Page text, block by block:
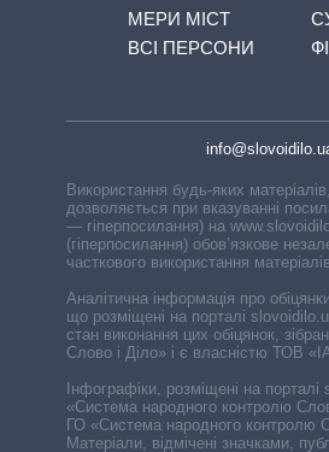
МЕРИ МІСТ
ВСІ ПЕРСОНИ
Використання будь-яких
дозволяється при вказуванні
— гіперпосилання) на
(гіперпосилання) обов’язкове
часткового використання матеріалів.
Аналітична інформація про обіцянки
що розміщені на порталі
стан виконання цих обіцянок,
Слово і Діло» і є власністю ТОВ
Інфографіки, розміщені на порталі
«Система народного контролю
ГО «Система народного контролю
Матеріали, відмічені значками,